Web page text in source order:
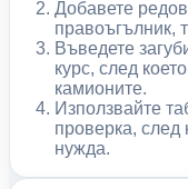
Добавете
правоъгълник,
Въведете
курс, след
камионите.
Използвайте
проверка, след
нужда.